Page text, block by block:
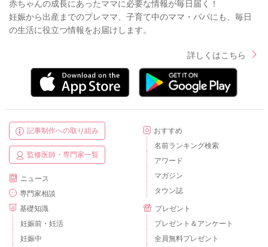
赤ちゃんの成長にあったママに必要な情報が毎日届く！
妊娠から出産までのプレママ、子育て中のママ・パパにも、毎日
の生活に役立つ情報をお届けします。
詳しくはこちら
記事制作への取り組み
監修医師・専門家一覧
ニュース
専門家相談
基礎知識
妊娠前・妊活
妊娠中
おすすめ
名前ランキング検索
アワード
マガジン
タウン誌
プレゼント
プレゼント＆アンケート
全員無料プレゼント